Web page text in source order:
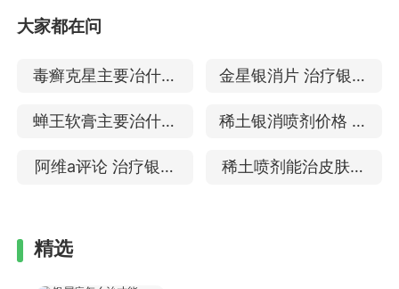
大家都在问
毒癣克星主要冶什么
治疗银屑病的效果
金星银消片 治疗银屑
病好不好
蝉王软膏主要治什么
治疗银屑病的效果
稀土银消喷剂价格 能
不能治好银屑病
阿维a评论 治疗银屑
稀土喷剂能治皮肤病
精选